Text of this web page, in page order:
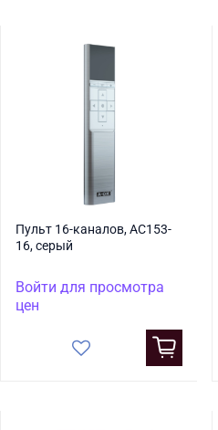
Пульт 16-каналов, AC153-
16, серый
Войти для просмотра
цен